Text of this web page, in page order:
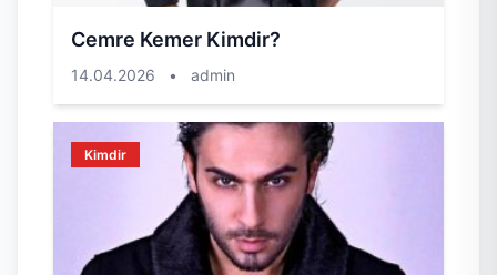
Cemre Kemer Kimdir?
14.04.2026 • admin
Kimdir